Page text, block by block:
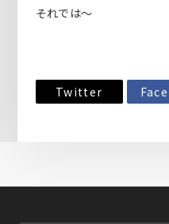
それでは〜
Twitter